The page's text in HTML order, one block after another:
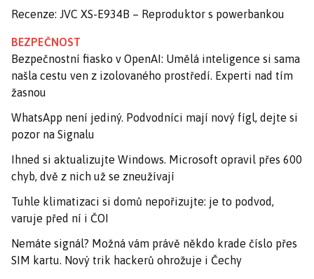
Recenze: JVC XS-E934B – Reproduktor s powerbankou
BEZPEČNOST
Bezpečnostní fiasko v OpenAI: Umělá inteligence si sama
našla cestu ven z izolovaného prostředí. Experti nad tím
žasnou
WhatsApp není jediný. Podvodníci mají nový fígl, dejte si
pozor na Signalu
Ihned si aktualizujte Windows. Microsoft opravil přes 600
chyb, dvě z nich už se zneužívají
Tuhle klimatizaci si domů nepořizujte: je to podvod,
varuje před ní i ČOI
Nemáte signál? Možná vám právě někdo krade číslo přes
SIM kartu. Nový trik hackerů ohrožuje i Čechy